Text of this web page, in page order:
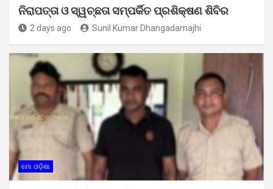
ନିରାପତ୍ତା ଓ ସ୍ୱଚ୍ଛତା ସମ୍ପର୍କିତ ପ୍ରଶିକ୍ଷଣ ଶିବିର
2 days ago Sunil Kumar Dhangadamajhi
ମୋ ଓଡ଼ିଶା